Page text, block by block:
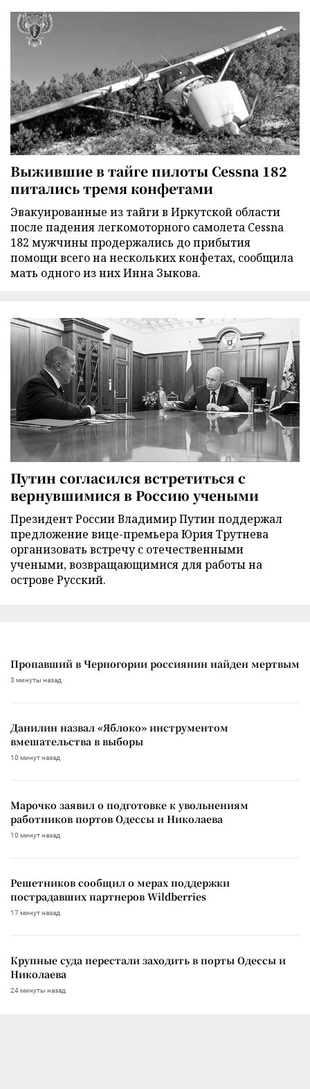
Выжившие в тайге пилоты Cessna 182
питались тремя конфетами
Эвакуированные из тайги в Иркутской области
после падения легкомоторного самолета Cessna
182 мужчины продержались до прибытия
помощи всего на нескольких конфетах, сообщила
мать одного из них Инна Зыкова.
Путин согласился встретиться с
вернувшимися в Россию учеными
Президент России Владимир Путин поддержал
предложение вице-премьера Юрия Трутнева
организовать встречу с отечественными
учеными, возвращающимися для работы на
острове Русский.
Пропавший в Черногории россиянин найден мертвым
3 минуты назад
Данилин назвал «Яблоко» инструментом
вмешательства в выборы
10 минут назад
Марочко заявил о подготовке к увольнениям
работников портов Одессы и Николаева
10 минут назад
Решетников сообщил о мерах поддержки
пострадавших партнеров Wildberries
17 минут назад
Крупные суда перестали заходить в порты Одессы и
Николаева
24 минуты назад